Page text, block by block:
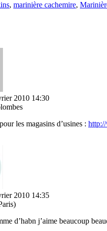
, marinière cachemire,
2010 14:30
les magasins d’usines :
2010 14:35
d’habn j’aime beaucoup